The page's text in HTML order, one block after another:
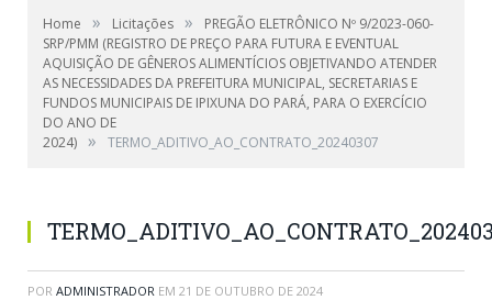
Home » Licitações »
PREGÃO ELETRÔNICO Nº 9/2023-060-
SRP/PMM (REGISTRO DE PREÇO PARA FUTURA E EVENTUAL
AQUISIÇÃO DE GÊNEROS ALIMENTÍCIOS OBJETIVANDO ATENDER
AS NECESSIDADES DA PREFEITURA MUNICIPAL, SECRETARIAS E
FUNDOS MUNICIPAIS DE IPIXUNA DO PARÁ, PARA O EXERCÍCIO
DO ANO DE
2024) » TERMO_ADITIVO_AO_CONTRATO_20240307
POR ADMINISTRADOR EM 21 DE OUTUBRO DE 2024